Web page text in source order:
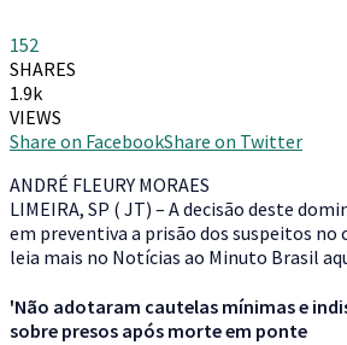
152
SHARES
1.9k
VIEWS
Share on FacebookShare on Twitter
ANDRÉ FLEURY MORAES
LIMEIRA, SP ( JT) – A decisão deste
em preventiva a prisão dos suspeitos no
leia mais no Notícias ao Minuto Brasil
'Não adotaram cautelas mínimas e
sobre presos após morte em ponte